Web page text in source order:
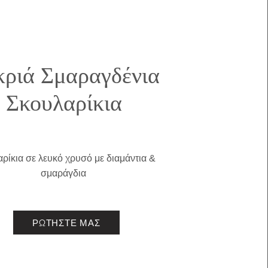
Σμαραγδένια
Σκουλαρίκια
σε λευκό χρυσό με διαμάντια &
σμαράγδια
ΡΩΤΗΣΤΕ ΜΑΣ